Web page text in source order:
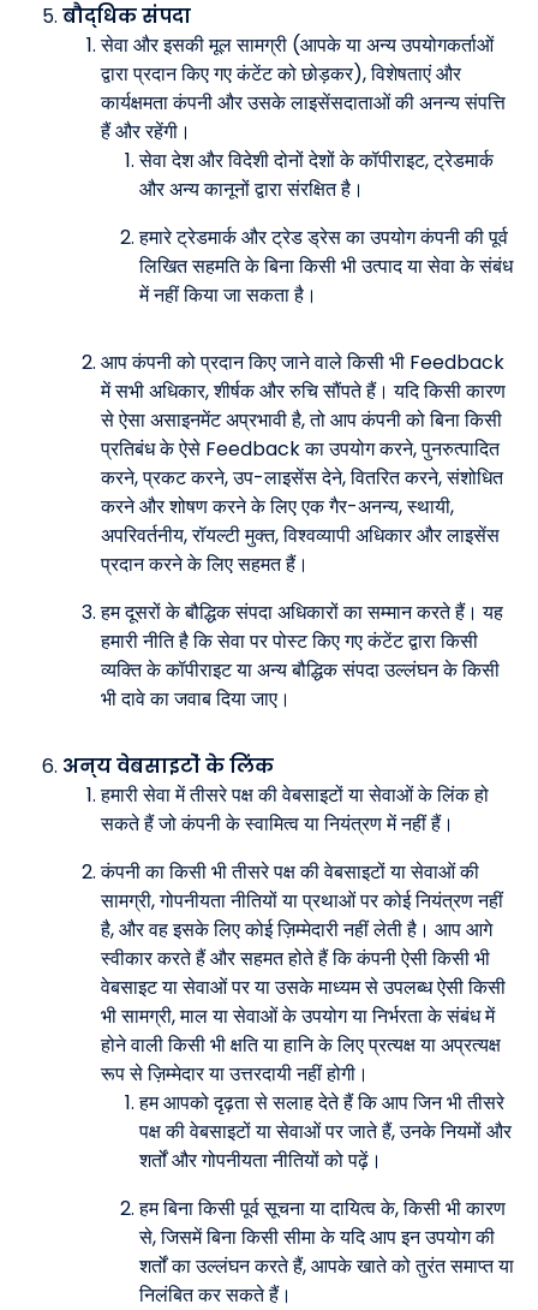
बौद्धिक संपदा
सेवा और इसकी मूल सामग्री (आपके या अन्य उपयोगकर्ताओं
द्वारा प्रदान किए गए कंटेंट को छोड़कर), विशेषताएं और
कार्यक्षमता कंपनी और उसके लाइसेंसदाताओं की अनन्य संपत्ति
हैं और रहेंगी।
सेवा देश और विदेशी दोनों देशों के कॉपीराइट, ट्रेडमार्क
और अन्य कानूनों द्वारा संरक्षित है।
हमारे ट्रेडमार्क और ट्रेड ड्रेस का उपयोग कंपनी की पूर्व
लिखित सहमति के बिना किसी भी उत्पाद या सेवा के संबंध
में नहीं किया जा सकता है।
आप कंपनी को प्रदान किए जाने वाले किसी भी Feedback
में सभी अधिकार, शीर्षक और रुचि सौंपते हैं। यदि किसी कारण
से ऐसा असाइनमेंट अप्रभावी है, तो आप कंपनी को बिना किसी
प्रतिबंध के ऐसे Feedback का उपयोग करने, पुनरुत्पादित
करने, प्रकट करने, उप-लाइसेंस देने, वितरित करने, संशोधित
करने और शोषण करने के लिए एक गैर-अनन्य, स्थायी,
अपरिवर्तनीय, रॉयल्टी मुक्त, विश्वव्यापी अधिकार और लाइसेंस
प्रदान करने के लिए सहमत हैं।
हम दूसरों के बौद्धिक संपदा अधिकारों का सम्मान करते हैं। यह
हमारी नीति है कि सेवा पर पोस्ट किए गए कंटेंट द्वारा किसी
व्यक्ति के कॉपीराइट या अन्य बौद्धिक संपदा उल्लंघन के किसी
भी दावे का जवाब दिया जाए।
अन्य वेबसाइटों के लिंक
हमारी सेवा में तीसरे पक्ष की वेबसाइटों या सेवाओं के लिंक हो
सकते हैं जो कंपनी के स्वामित्व या नियंत्रण में नहीं हैं।
कंपनी का किसी भी तीसरे पक्ष की वेबसाइटों या सेवाओं की
सामग्री, गोपनीयता नीतियों या प्रथाओं पर कोई नियंत्रण नहीं
है, और वह इसके लिए कोई ज़िम्मेदारी नहीं लेती है। आप आगे
स्वीकार करते हैं और सहमत होते हैं कि कंपनी ऐसी किसी भी
वेबसाइट या सेवाओं पर या उसके माध्यम से उपलब्ध ऐसी किसी
भी सामग्री, माल या सेवाओं के उपयोग या निर्भरता के संबंध में
होने वाली किसी भी क्षति या हानि के लिए प्रत्यक्ष या अप्रत्यक्ष
रूप से ज़िम्मेदार या उत्तरदायी नहीं होगी।
हम आपको दृढ़ता से सलाह देते हैं कि आप जिन भी तीसरे
पक्ष की वेबसाइटों या सेवाओं पर जाते हैं, उनके नियमों और
शर्तों और गोपनीयता नीतियों को पढ़ें।
हम बिना किसी पूर्व सूचना या दायित्व के, किसी भी कारण
से, जिसमें बिना किसी सीमा के यदि आप इन उपयोग की
शर्तों का उल्लंघन करते हैं, आपके खाते को तुरंत समाप्त या
निलंबित कर सकते हैं।